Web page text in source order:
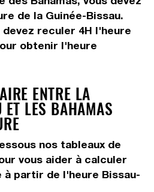
de la Guinée-Bissau.
reculer 4H l'heure
obtenir l'heure
ENTRE LA
LES BAHAMAS
nos tableaux de
vous aider à calculer
à partir de l'heure Bissau-